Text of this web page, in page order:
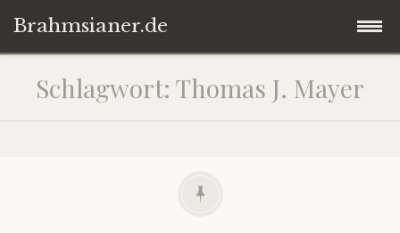
Brahmsianer.de
Zum
Inhalt
springen
Startseite
Schlagwort: Thomas J. Mayer